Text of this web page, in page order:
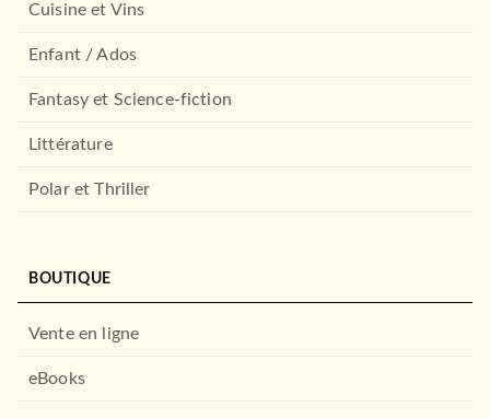
Cuisine et Vins
Enfant / Ados
Fantasy et Science-fiction
Littérature
Polar et Thriller
BOUTIQUE
Vente en ligne
eBooks